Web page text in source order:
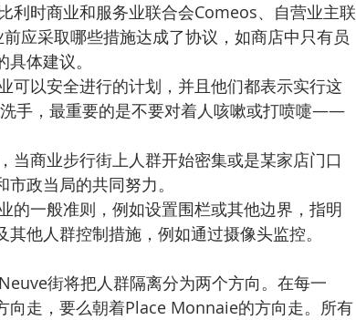
时商业和服务业联合会Comeos、自营业主联
应采取哪些措施达成了协议，如商店中只有员
体建议。
可以安全进行的计划，并且他们都表示实行这
手，最重要的是不要对着人咳嗽或打喷嚏——
当商业步行街上人群开始密集或是某家店门口
政当局的共同努力。
的一般准则，例如设置围栏或其他边界，指明
他人群控制措施，例如通过摄像头监控。
街将把人群隔离分为两个方向。在每一
向走，要么朝着Place Monnaie的方向走。所有